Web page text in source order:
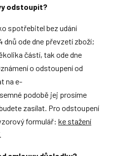
odstoupit?
spotřebitel bez udání
ode dne převzetí zboží;
částí, tak ode dne
o odstoupení od
na e-
podobě jej prosíme
zasílat. Pro odstoupení
formulář: ke stažení
.